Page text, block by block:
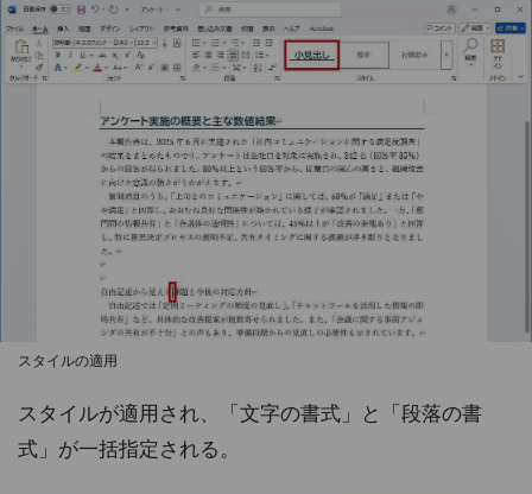
スタイルの適用
スタイルが適用され、「文字の書式」と「段落の書
式」が一括指定される。